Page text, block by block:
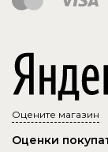
Оцените магазин
Оценки